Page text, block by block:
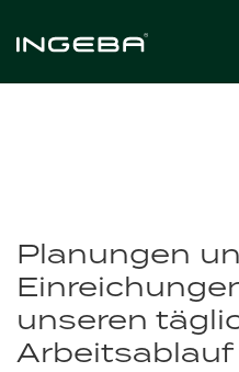
Planungen
unseren
Arbeitsablauf